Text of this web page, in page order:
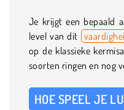
Je krijgt een bepaald
level van dit
op de klassieke
soorten ringen en nog
HOE SPEEL JE